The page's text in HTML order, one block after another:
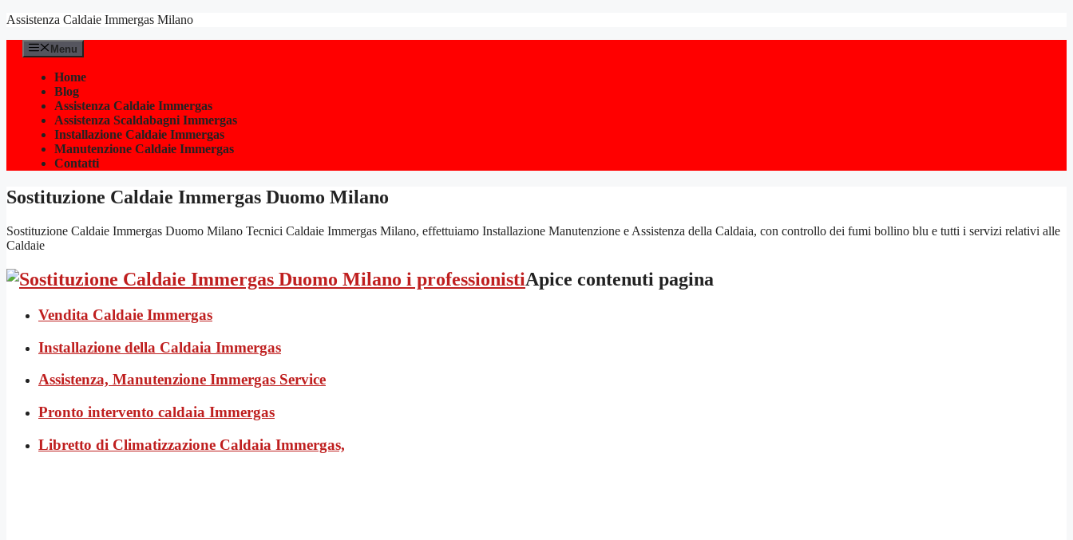
Vai
contenuto
Assistenza Caldaie Immergas Milano
Menu
Home
Blog
Assistenza Caldaie Immergas
Assistenza Scaldabagni Immergas
Installazione Caldaie Immergas
Manutenzione Caldaie Immergas
Contatti
Sostituzione Caldaie Immergas Duomo Milano
Sostituzione Caldaie Immergas Duomo Milano Tecnici Caldaie Immergas Milano, effettuiamo Installazione Manutenzione e Assistenza della Caldaia, con controllo dei fumi bollino blu e tutti i servizi relativi alle
Caldaie
Apice contenuti pagina
Vendita Caldaie Immergas
Installazione della Caldaia Immergas
Assistenza, Manutenzione Immergas Service
Pronto intervento caldaia Immergas
Libretto di Climatizzazione Caldaia Immergas,